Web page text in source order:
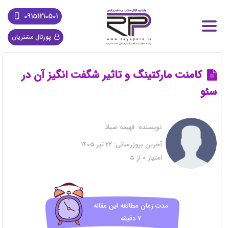
09151210501
پورتال مشتریان
کامنت مارکتینگ و تاثیر شگفت انگیز آن در
سئو
نویسنده: فهیمه صیاد
آخرین بروزرسانی:
امتیاز 0 از 5
مدت زمان مطالعه این مقاله
7 دقیقه